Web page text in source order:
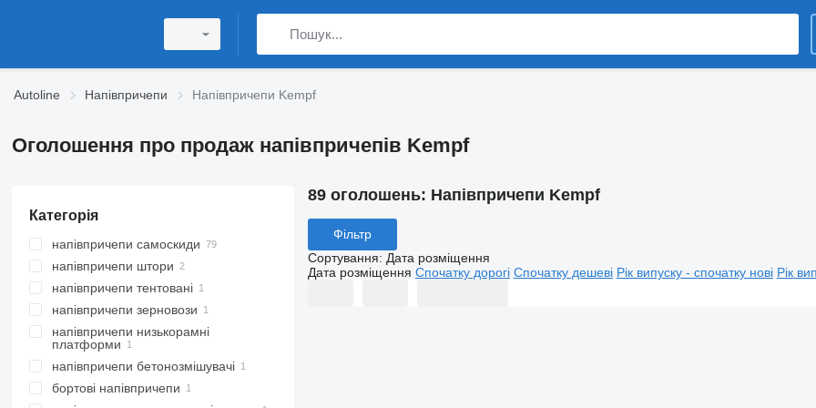
Autoline Напівпричепи Напівпричепи Kempf
Оголошення про продаж напівпричепів Kempf
Категорія
напівпричепи самоскиди
напівпричепи штори
напівпричепи тентовані
напівпричепи зерновози
напівпричепи низькорамні
платформи
напівпричепи бетонозмішувачі
бортові напівпричепи
89 оголошень: Напівпричепи Kempf
Фільтр
Сортування: Дата розміщення
Дата розміщення Спочатку дорогі Спочатку дешеві Рік випуску - спочатку нові Рік